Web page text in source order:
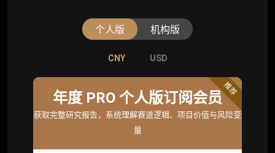
个人版 机构版
CNY USD
年度 PRO 个人版订阅会员
获取完整研究报告，系统理解赛道逻辑、项目价值与风险变
量
推荐
CNY USD
机构标准年度服务会员
获取机构级研究与基础服务
标准版